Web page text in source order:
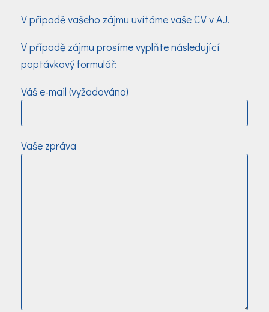
V případě vašeho zájmu uvítáme vaše CV v AJ.
V případě zájmu prosíme vyplňte následující
poptávkový formulář:
Váš e-mail (vyžadováno)
Ponechte toto pole prázdné.
Vaše zpráva